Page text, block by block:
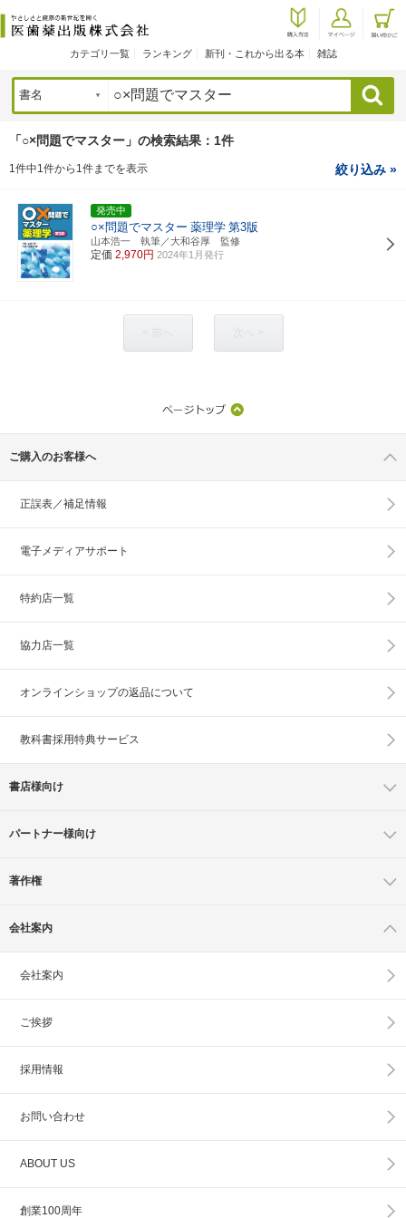
カテゴリ一覧 ランキング 新刊・これから出る本 雑誌
検索
「○×問題でマスター」の検索結果：1件
1件中1件から1件までを表示 絞り込み »
発売中
○×問題でマスター 薬理学 第3版
山本浩一 執筆／大和谷厚 監修
定価 2,970円 2024年1月発行
ご購入のお客様へ
正誤表／補足情報
電子メディアサポート
特約店一覧
協力店一覧
オンラインショップの返品について
教科書採用特典サービス
書店様向け
パートナー様向け
著作権
会社案内
会社案内
ご挨拶
採用情報
お問い合わせ
ABOUT US
創業100周年